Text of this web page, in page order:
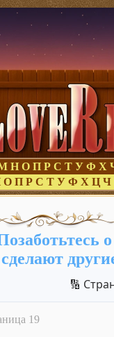
Н О П Р С Т У Ф Х
О П Р С Т У Ф Х Ц Ч
🔢
19